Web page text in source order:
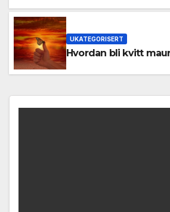
UKATEGORISERT
Hvordan bli kvitt